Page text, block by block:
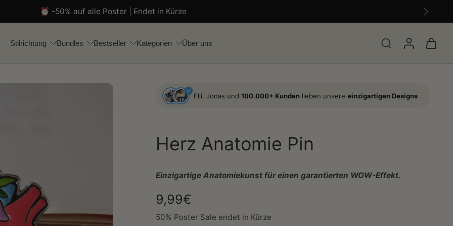
⏰ -50% auf alle Poster | Endet in Kürze
Stilrichtung Bundles Bestseller Kategorien Über uns
Elli, Jonas und 100.000+ Kunden lieben unsere einzigartigen Designs
Herz Anatomie Pin
Einzigartige Anatomiekunst für einen garantierten WOW-Effekt.
9,99€
50% Poster Sale endet in Kürze